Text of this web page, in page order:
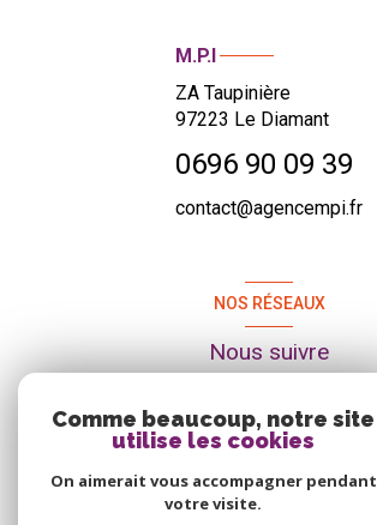
M.P.I
ZA Taupinière
97223 Le Diamant
0696 90 09 39
contact@agencempi.fr
NOS RÉSEAUX
Nous suivre
Comme beaucoup, notre site
utilise les cookies
On aimerait vous accompagner pendant
votre visite.